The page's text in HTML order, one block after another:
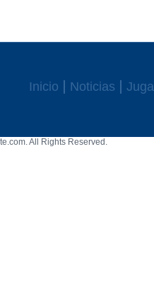
Inicio Noticias
All Rights Reserved.